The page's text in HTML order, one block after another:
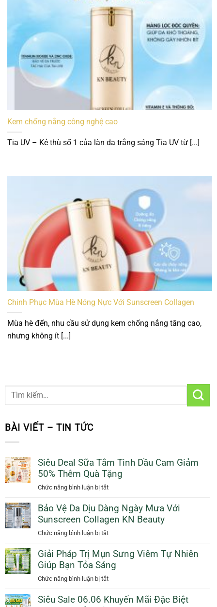
Kem chống nắng công nghệ cao
Tia UV – Kẻ thù số 1 của làn da trắng sáng Tia UV từ [...]
Chinh Phục Mùa Hè Nóng Nực Với Sunscreen Collagen
Mùa hè đến, nhu cầu sử dụng kem chống nắng tăng cao,
nhưng không ít [...]
BÀI VIẾT – TIN TỨC
Siêu Deal Sữa Tắm Tinh Dầu Cam Giảm
50% Thêm Quà Tặng
Chức năng bình luận bị tắtở
Deal
Sữa
Cam
Giảm
50%
Quà
Bảo Vệ Da Dịu Dàng Ngày Mưa Với
Sunscreen Collagen KN Beauty
Chức năng bình luận bị tắtở
Vệ
Da
Mưa
Giải Pháp Trị Mụn Sưng Viêm Tự Nhiên
Giúp Bạn Tỏa Sáng
Chức năng bình luận bị tắtở
Pháp
Siêu Sale 06.06 Khuyến Mãi Đặc Biệt